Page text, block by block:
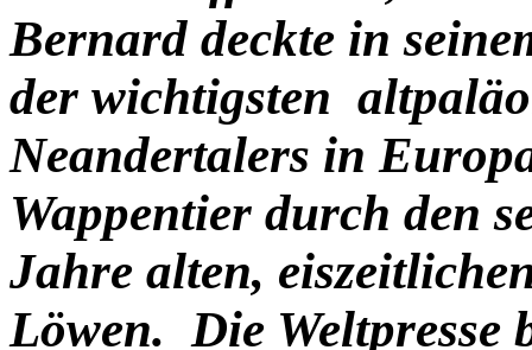
Bernard deckte in
der wichtigsten
Neandertalers in
Wappentier durch den
Jahre alten,
Löwen. Die